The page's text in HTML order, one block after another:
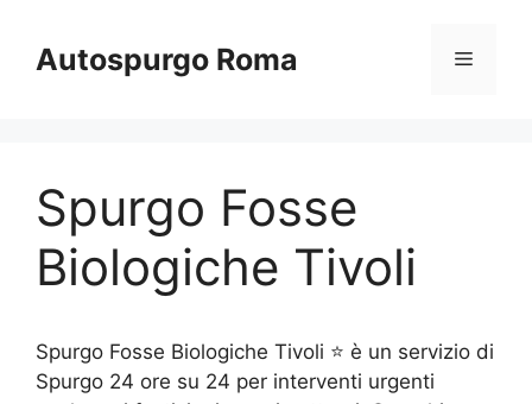
contenuto
Autospurgo Roma Menu
Spurgo Fosse
Biologiche Tivoli
Spurgo Fosse Biologiche Tivoli ⭐ è un servizio di
Spurgo 24 ore su 24 per interventi urgenti